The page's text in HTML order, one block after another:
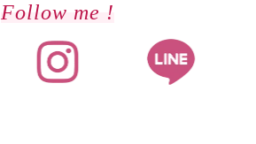
Follow me !